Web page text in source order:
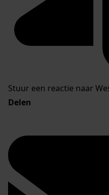
Stuur een reactie naar
Delen